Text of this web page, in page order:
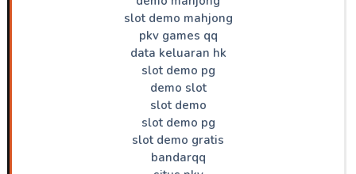
slot demo mahjong
pkv games qq
data keluaran hk
slot demo pg
demo slot
slot demo
slot demo pg
slot demo gratis
bandarqq